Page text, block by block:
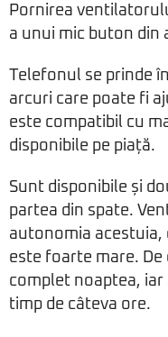
Pornirea
a unui mic buton din
Telefonul se prinde
arcuri care poate fi
este compatibil cu
disponibile pe piață.
Sunt disponibile și
partea din spate.
autonomia acestuia,
este foarte mare.
complet noaptea,
timp de câteva ore.